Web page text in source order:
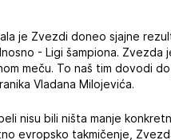
je Zvezdi doneo sjajne
- Ligi šampiona.
meču. To naš tim dovodi
Vladana Milojevića.
nisu bili ništa manje
evropsko takmičenje,